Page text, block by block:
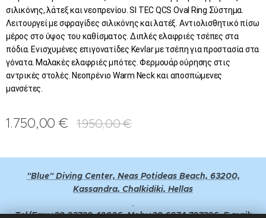
σιλικόνης, λάτεξ και νεοπρενίου. SI TEC QCS Oval Ring Σύστημα.
Λειτουργεί με σφραγίδες σιλικόνης και λατέξ. Αντιολισθητικό πίσω
μέρος στο ύψος του καθίσματος. Διπλές ελαφριές τσέπες στα
πόδια. Ενισχυμένες επιγονατίδες Kevlar με τσέπη για προστασία στα
γόνατα. Μαλακές ελαφριές μπότες. Φερμουάρ ούρησης στις
αντρικές στολές. Nεοπρένιο Warm Neck και αποσπώμενες
μανσέτες.
1.750,00 € 1.950,00€
"Blue" Diving Center, Neas Potideas Beach, 63200,
Kassandra, Chalkidiki, Hellas
Tel/Fax:+30 23730 42026, Mob:+30 6974 727396, E-mail: